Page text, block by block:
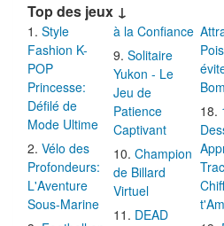
Top des jeux ↓
Style
Fashion K-
POP
Princesse:
Défilé de
Mode Ultime
Vélo des
Profondeurs:
L'Aventure
Sous-Marine
à la Confiance
Solitaire
Yukon - Le
Jeu de
Patience
Captivant
Champion
de Billard
Virtuel
DEAD